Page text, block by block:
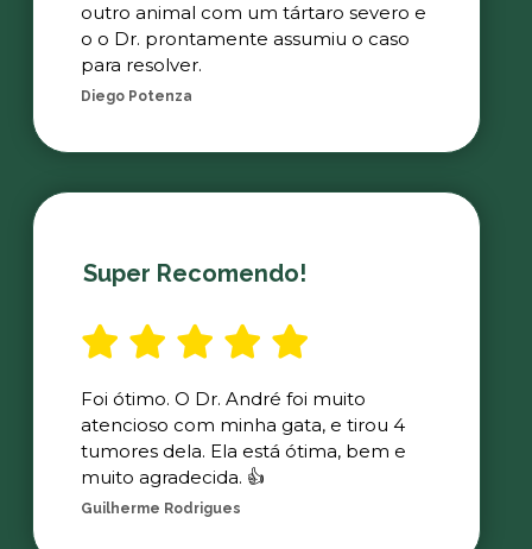
outro animal com um tártaro severo e
o o Dr. prontamente assumiu o caso
para resolver.
Diego Potenza
Super Recomendo!
Foi ótimo. O Dr. André foi muito
atencioso com minha gata, e tirou 4
tumores dela. Ela está ótima, bem e
muito agradecida. 👍
Guilherme Rodrigues